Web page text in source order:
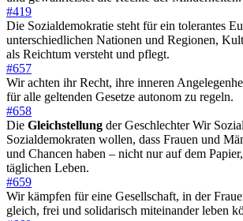
#419
Die Sozialdemokratie steht für ein tolerantes
unterschiedlichen Nationen und Regionen,
als Reichtum versteht und pflegt.
#657
Wir achten ihr Recht, ihre inneren
für alle geltenden Gesetze autonom zu regeln.
#658
Die Gleichstellung der Geschlechter Wir
Sozialdemokraten wollen, dass Frauen und
und Chancen haben – nicht nur auf dem
täglichen Leben.
#659
Wir kämpfen für eine Gesellschaft, in der
gleich, frei und solidarisch miteinander leben